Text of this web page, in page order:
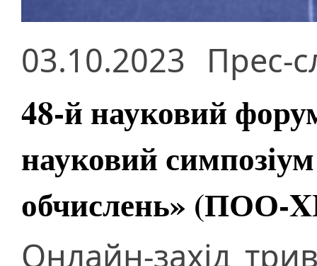
03.10.2023 Прес-
48-й науковий
науковий
обчислень» (ПОО-
Онлайн-захід